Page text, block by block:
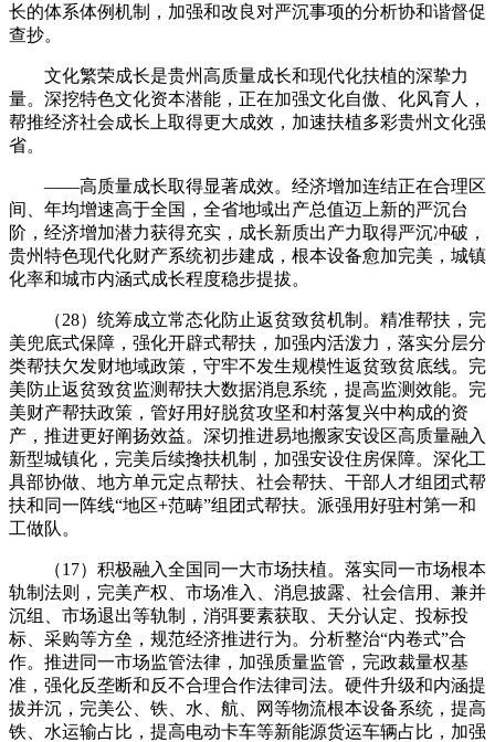
长的体系体例机制，加强和改良对严沉事项的分析协和谐督促
查抄。
文化繁荣成长是贵州高质量成长和现代化扶植的深挚力
量。深挖特色文化资本潜能，正在加强文化自傲、化风育人，
帮推经济社会成长上取得更大成效，加速扶植多彩贵州文化强
省。
——高质量成长取得显著成效。经济增加连结正在合理区
间、年均增速高于全国，全省地域出产总值迈上新的严沉台
阶，经济增加潜力获得充实，成长新质出产力取得严沉冲破，
贵州特色现代化财产系统初步建成，根本设备愈加完美，城镇
化率和城市内涵式成长程度稳步提拔。
（28）统筹成立常态化防止返贫致贫机制。精准帮扶，完
美兜底式保障，强化开辟式帮扶，加强内活泼力，落实分层分
类帮扶欠发财地域政策，守牢不发生规模性返贫致贫底线。完
美防止返贫致贫监测帮扶大数据消息系统，提高监测效能。完
美财产帮扶政策，管好用好脱贫攻坚和村落复兴中构成的资
产，推进更好阐扬效益。深切推进易地搬家安设区高质量融入
新型城镇化，完美后续搀扶机制，加强安设住房保障。深化工
具部协做、地方单元定点帮扶、社会帮扶、干部人才组团式帮
扶和同一阵线“地区+范畴”组团式帮扶。派强用好驻村第一和
工做队。
（17）积极融入全国同一大市场扶植。落实同一市场根本
轨制法则，完美产权、市场准入、消息披露、社会信用、兼并
沉组、市场退出等轨制，消弭要素获取、天分认定、投标投
标、采购等方垒，规范经济推进行为。分析整治“内卷式”合
作。推进同一市场监管法律，加强质量监管，完政裁量权基
准，强化反垄断和反不合理合作法律司法。硬件升级和内涵提
拔并沉，完美公、铁、水、航、网等物流根本设备系统，提高
铁、水运输占比，提高电动卡车等新能源货运车辆占比，加强